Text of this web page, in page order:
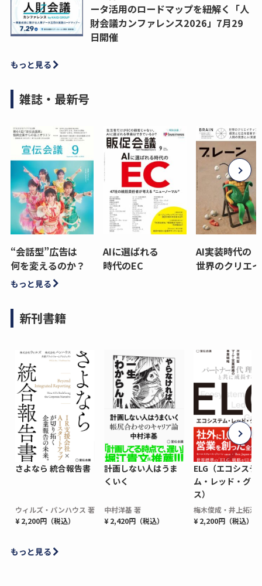
ータ活用のロードマップを紐解く「人
財会議カンファレンス2026」7月29
日開催
もっと見る
雑誌・最新号
“会話型”広告は
何を変えるのか？
AIに選ばれる
時代のEC
AI実装時代の
世界のクリエ
もっと見る
新刊書籍
さよなら 統合報告書
ウィルズ・パンハウス 著
¥ 2,200円（税込）
計画しない人はうま
くいく
中村洋基 著
¥ 2,420円（税込）
ELG（エコシステ
ム・レッド・グロ
ス）
梅木俊成・井上拓海
¥ 2,200円（税込）
もっと見る